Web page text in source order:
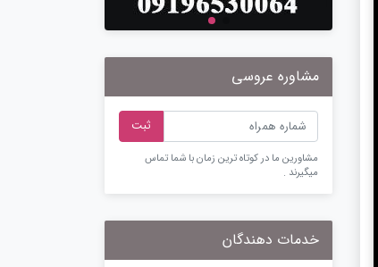
مشاوره عروسی
ثبت
مشاورین ما در کوتاه ترین زمان با شما تماس
میگیرند .
خدمات دهندگان